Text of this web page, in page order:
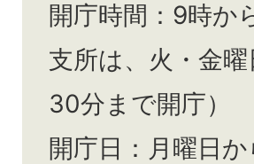
開庁時間：9時か
支所は、火・金
30分まで開庁）
開庁日：月曜日